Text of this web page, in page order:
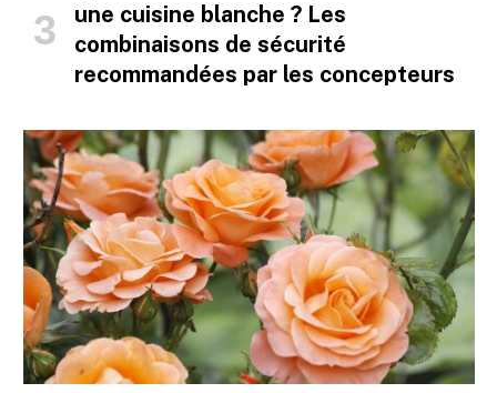
une cuisine blanche ? Les
combinaisons de sécurité
recommandées par les concepteurs